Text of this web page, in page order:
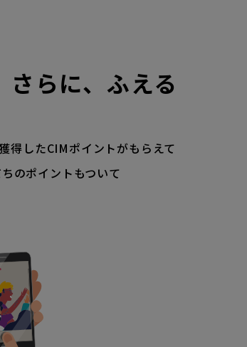
さらに、ふえる
得したCIMポイントがもらえて
のポイントもついて